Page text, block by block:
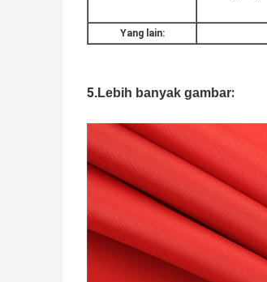
Yang lain:
5.Lebih banyak gambar: